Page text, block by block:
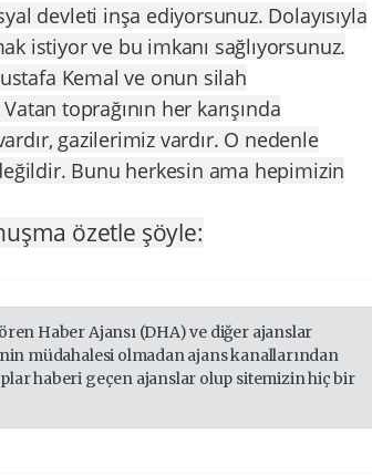
devleti inşa ediyorsunuz. Dolayısıyla
istiyor ve bu imkanı sağlıyorsunuz.
Kemal ve onun silah
toprağının her karışında
gazilerimiz vardır. O nedenle
Bunu herkesin ama hepimizin
özetle şöyle:
Haber Ajansı (DHA) ve diğer ajanslar
müdahalesi olmadan ajans kanallarından
haberi geçen ajanslar olup sitemizin hiç bir